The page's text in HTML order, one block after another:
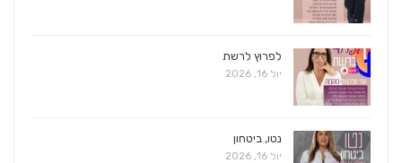
לפרוץ לרשת
יול 16, 2026
נטו, ביטחון
יול 16, 2026